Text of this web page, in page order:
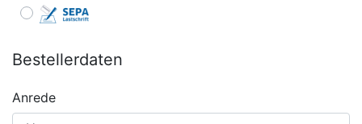
Bestellerdaten
Anrede